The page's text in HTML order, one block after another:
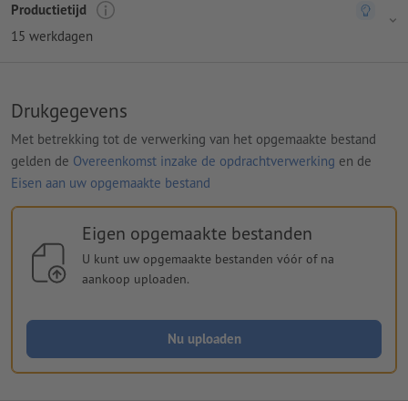
Productietijd
15 werkdagen
Drukgegevens
Met betrekking tot de verwerking van het opgemaakte bestand
gelden de Overeenkomst inzake de opdrachtverwerking en de
Eisen aan uw opgemaakte bestand
Eigen opgemaakte bestanden
U kunt uw opgemaakte bestanden vóór of na
aankoop uploaden.
Nu uploaden